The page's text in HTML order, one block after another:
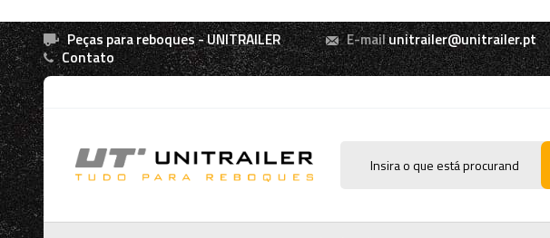
Peças para reboques - UNITRAILER E-mailunitrailer@unitrailer.pt
Contato